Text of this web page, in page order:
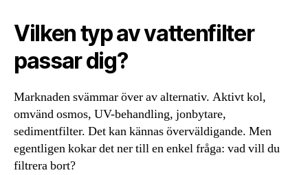
Vilken typ av vattenfilter
passar dig?
Marknaden svämmar över av alternativ. Aktivt kol,
omvänd osmos, UV-behandling, jonbytare,
sedimentfilter. Det kan kännas överväldigande. Men
egentligen kokar det ner till en enkel fråga: vad vill du
filtrera bort?